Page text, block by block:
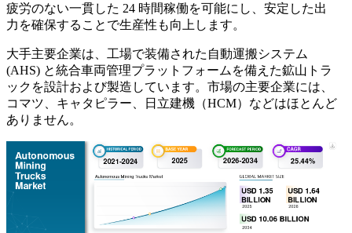
疲労のない一貫した 24 時間稼働を可能にし、安定した出
力を確保することで生産性も向上します。
大手主要企業は、工場で装備された自動運搬システム
(AHS) と統合車両管理プラットフォームを備えた鉱山トラ
ックを設計および製造しています。市場の主要企業には、
コマツ、キャタピラー、日立建機（HCM）などはほとんど
ありません。